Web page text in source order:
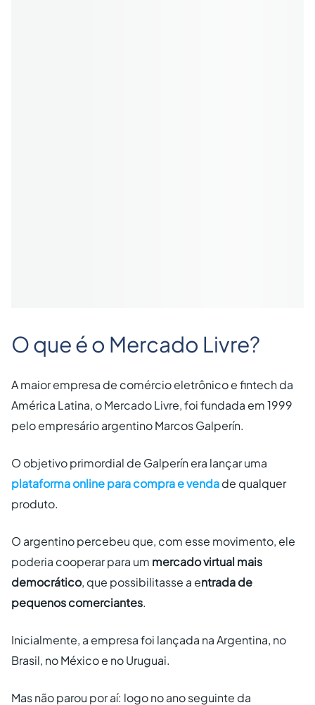
O que é o Mercado Livre?
A maior empresa de comércio eletrônico e fintech da
América Latina, o Mercado Livre, foi fundada em 1999
pelo empresário argentino Marcos Galperín.
O objetivo primordial de Galperín era lançar uma
plataforma online para compra e vendade qualquer
produto.
O argentino percebeu que, com esse movimento, ele
poderia cooperar para um mercado virtual mais
democrático, que possibilitasse a entrada de
pequenos comerciantes.
Inicialmente, a empresa foi lançada na Argentina, no
Brasil, no México e no Uruguai.
Mas não parou por aí: logo no ano seguinte da